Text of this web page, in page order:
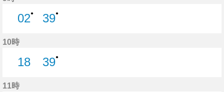
02●
39●
10時
18
39●
11時